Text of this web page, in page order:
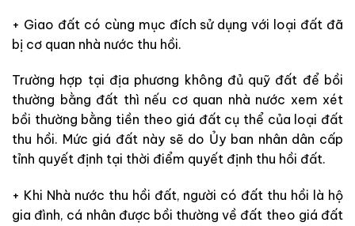
+ Giao đất có cùng mục đích sử dụng với loại đất đã
bị cơ quan nhà nước thu hồi.
Trường hợp tại địa phương không đủ quỹ đất để bồi
thường bằng đất thì nếu cơ quan nhà nước xem xét
bồi thường bằng tiền theo giá đất cụ thể của loại đất
thu hồi. Mức giá đất này sẽ do Ủy ban nhân dân cấp
tỉnh quyết định tại thời điểm quyết định thu hồi đất.
+ Khi Nhà nước thu hồi đất, người có đất thu hồi là hộ
gia đình, cá nhân được bồi thường về đất theo giá đất